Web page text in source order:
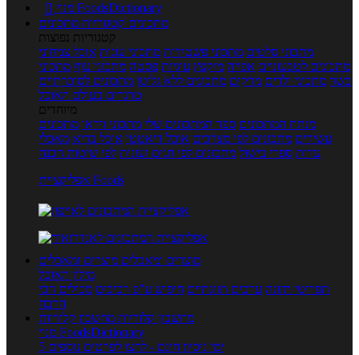

מנוי FoodsDictionary
מתכונים קטגוריות מתכונים
קטגוריות נפוצות
מתכוני סלטים מתכוני פשטידות מתכוני עוגות אוכל צמחוני
מתכונים לטבעוניים אפייה מוקפץ עוגיות פסטה מתכוני עוף מתכוני
בשר מתכוני ילדים מרקים מתכונים ללא גלוטן מתכונים לסוכרתיים
טרנדים בעולם האוכל
מיוחדים
מנתח המתכונים ספר המתכונים שלי מתכוני וידאו מתכונים
עשירים מתכונים לפי מצרכים אוכל דיאטטי אוכל בריא מאכלי
עדות ספרי בישול מתכונים לפי חגים ועונות לפי שיטות הכנה
אפליקציית Foods
מוצרים ומאכלים מוצרים ומאכלים
מילון האוכל
תפריטי תזונה ערכים תזונתיים חיפוש ע"פ רכיבים מכילים הכי
הרבה
מחשבון קלוריות מחשבון קלוריות
מנוי FoodsDictionary
5 ימי ניסיון חינם - לחצו לפרטים נוספים